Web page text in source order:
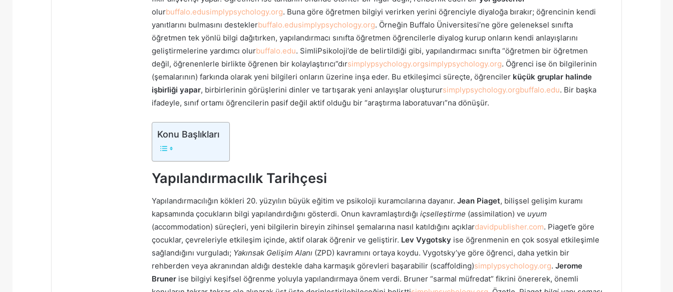
olurbuffalo.edusimplypsychology.org. Buna göre öğretmen bilgiyi verirken yerini öğrenciyle diyaloğa bırakır; öğrencinin kendi
yanıtlarını bulmasını desteklerbuffalo.edusimplypsychology.org. Örneğin Buffalo Üniversitesi’ne göre geleneksel sınıfta
öğretmen tek yönlü bilgi dağıtırken, yapılandırmacı sınıfta öğretmen öğrencilerle diyalog kurup onların kendi anlayışlarını
geliştirmelerine yardımcı olurbuffalo.edu. SimliPsikoloji’de de belirtildiği gibi, yapılandırmacı sınıfta “öğretmen bir öğretmen
değil, öğrenenlerle birlikte öğrenen bir kolaylaştırıcı”dırsimplypsychology.orgsimplypsychology.org. Öğrenci ise ön bilgilerinin
(şemalarının) farkında olarak yeni bilgileri onların üzerine inşa eder. Bu etkileşimci süreçte, öğrenciler küçük gruplar halinde
işbirliği yapar, birbirlerinin görüşlerini dinler ve tartışarak yeni anlayışlar oluşturursimplypsychology.orgbuffalo.edu. Bir başka
ifadeyle, sınıf ortamı öğrencilerin pasif değil aktif olduğu bir “araştırma laboratuvarı”na dönüşür.
Konu Başlıkları
Yapılandırmacılık Tarihçesi
Yapılandırmacılığın kökleri 20. yüzyılın büyük eğitim ve psikoloji kuramcılarına dayanır. Jean Piaget, bilişsel gelişim kuramı
kapsamında çocukların bilgi yapılandırdığını gösterdi. Onun kavramlaştırdığı içselleştirme (assimilation) ve uyum
(accommodation) süreçleri, yeni bilgilerin bireyin zihinsel şemalarına nasıl katıldığını açıklardavidpublisher.com. Piaget’e göre
çocuklar, çevreleriyle etkileşim içinde, aktif olarak öğrenir ve geliştirir. Lev Vygotsky ise öğrenmenin en çok sosyal etkileşimle
sağlandığını vurguladı; Yakınsak Gelişim Alanı (ZPD) kavramını ortaya koydu. Vygotsky’ye göre öğrenci, daha yetkin bir
rehberden veya akranından aldığı destekle daha karmaşık görevleri başarabilir (scaffolding)simplypsychology.org. Jerome
Bruner ise bilgiyi keşifsel öğrenme yoluyla yapılandırmaya önem verdi. Bruner “sarmal müfredat” fikrini önererek, önemli